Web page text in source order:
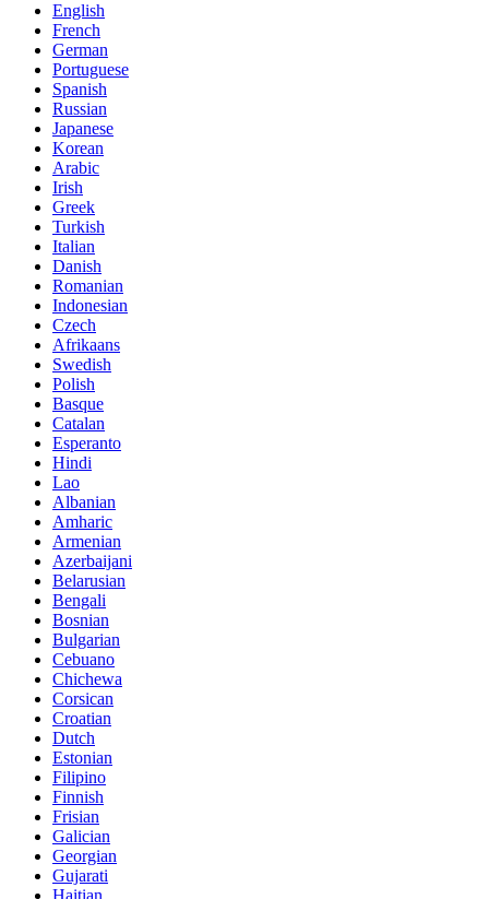
English
French
German
Portuguese
Spanish
Russian
Japanese
Korean
Arabic
Irish
Greek
Turkish
Italian
Danish
Romanian
Indonesian
Czech
Afrikaans
Swedish
Polish
Basque
Catalan
Esperanto
Hindi
Lao
Albanian
Amharic
Armenian
Azerbaijani
Belarusian
Bengali
Bosnian
Bulgarian
Cebuano
Chichewa
Corsican
Croatian
Dutch
Estonian
Filipino
Finnish
Frisian
Galician
Georgian
Gujarati